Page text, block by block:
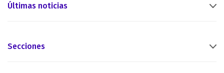
Últimas noticias
Secciones